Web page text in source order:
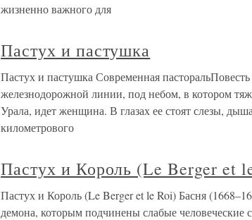
жизненно важного для
Пастух и пастушка
Пастух и пастушка Современная
железнодорожной линии, под небом, в котором
Урала, идет женщина. В глазах ее стоят слезы,
километрового
Пастух и Король (Le Berger et
Пастух и Король (Le Berger et le Roi) Басня
демона, которым подчинены слабые